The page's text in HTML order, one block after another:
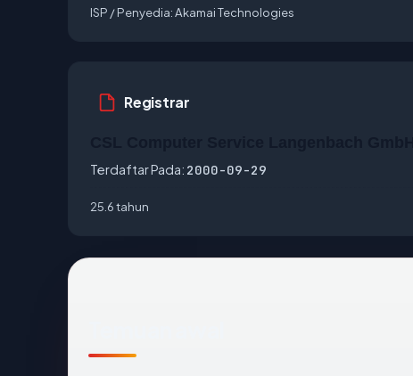
ISP / Penyedia:Akamai Technologies
Registrar
Terdaftar Pada: 2000-09-29
25.6 tahun